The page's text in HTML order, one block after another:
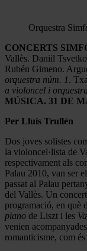
Orquestra
CONCERTS
Vallès. Daniil
Rubén Gimeno.
orquestra núm. 1.
a violoncel i orquestra
MÚSICA. 31 DE
Per Lluís Trullén
Dos joves solistes
la violoncel·lista de
respectivament als
Palau 2010, van ser
passat al Palau
del Vallès. Un
programació, en què
piano de Liszt i les
venien
romanticisme, com és